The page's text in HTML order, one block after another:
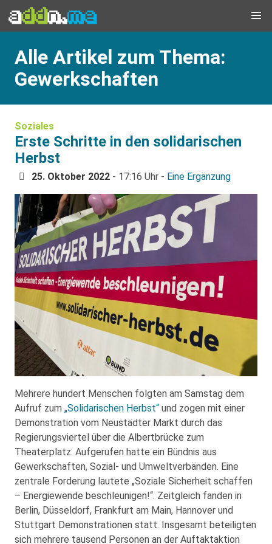
Alle Artikel zum Thema:
Gewerkschaften
Soziales
Erste Schritte in den solidarischen
Herbst
25. Oktober 2022 - 17:16 Uhr - Eine Ergänzung
Mehrere hundert Menschen folgten am Samstag dem
Aufruf zum „Solidarischen Herbst“ und zogen mit einer
Demonstration vom Neustädter Markt durch das
Regierungsviertel über die Albertbrücke zum
Theaterplatz. Aufgerufen hatte ein Bündnis aus
Gewerkschaften, Sozial- und Umweltverbänden. Eine
zentrale Forderung lautete „Soziale Sicherheit schaffen
– Energiewende beschleunigen!“. Zeitgleich fanden in
Berlin, Düsseldorf, Frankfurt am Main, Hannover und
Stuttgart Demonstrationen statt. Insgesamt beteiligten
sich mehrere tausend Personen an der Auftaktaktion